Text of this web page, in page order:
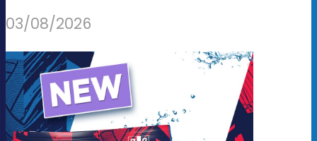
03/08/2026